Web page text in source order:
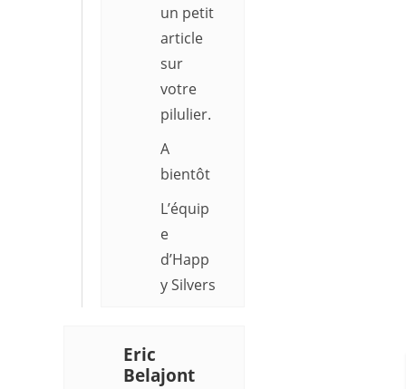
un petit
article
sur
votre
pilulier.
A
bientôt
L’équip
e
d’Happ
y Silvers
Eric
Belajont